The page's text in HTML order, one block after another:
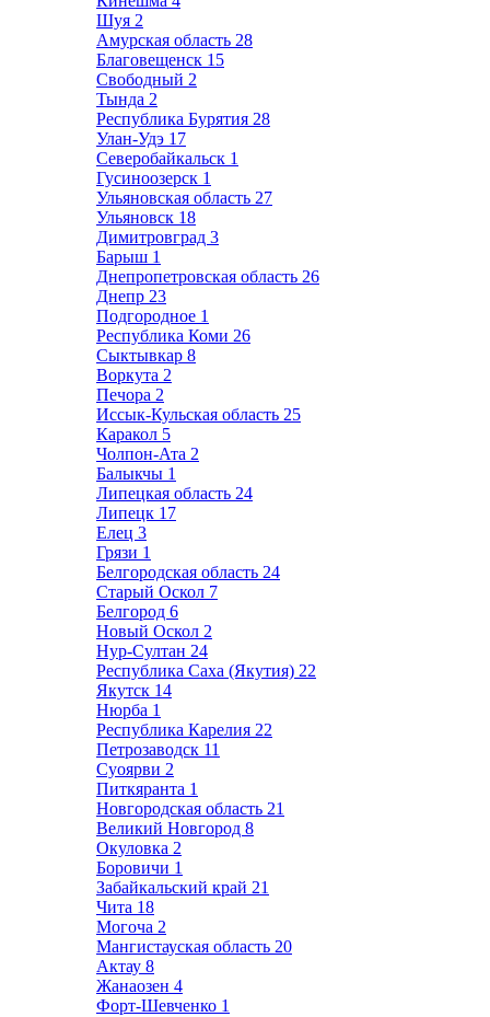
Шуя 2
Амурская область 28
Благовещенск 15
Свободный 2
Тында 2
Республика Бурятия 28
Улан-Удэ 17
Северобайкальск 1
Гусиноозерск 1
Ульяновская область 27
Ульяновск 18
Димитровград 3
Барыш 1
Днепропетровская область 26
Днепр 23
Подгородное 1
Республика Коми 26
Сыктывкар 8
Воркута 2
Печора 2
Иссык-Кульская область 25
Каракол 5
Чолпон-Ата 2
Балыкчы 1
Липецкая область 24
Липецк 17
Елец 3
Грязи 1
Белгородская область 24
Старый Оскол 7
Белгород 6
Новый Оскол 2
Нур-Султан 24
Республика Саха (Якутия) 22
Якутск 14
Нюрба 1
Республика Карелия 22
Петрозаводск 11
Суоярви 2
Питкяранта 1
Новгородская область 21
Великий Новгород 8
Окуловка 2
Боровичи 1
Забайкальский край 21
Чита 18
Могоча 2
Мангистауская область 20
Актау 8
Жанаозен 4
Форт-Шевченко 1